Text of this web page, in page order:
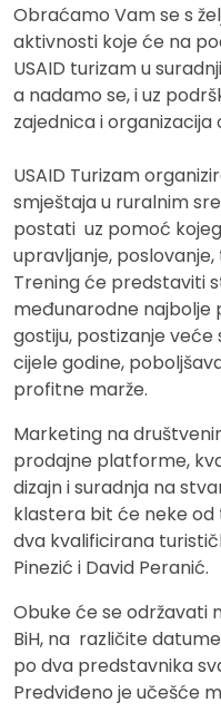
Obraćamo Vam se s
aktivnosti koje će na
USAID turizam u
a nadamo se, i uz
zajednica i organizacija
USAID Turizam
smještaja u ruralnim
postati uz pomoć
upravljanje,
Trening će predstaviti
međunarodne najbolje
gostiju, postizanje
cijele godine,
profitne marže.
Marketing na
prodajne platforme,
dizajn i suradnja na
klastera bit će neke
dva kvalificirana
Pinezić i David Peranić.
Obuke će se održavati
BiH, na različite
po dva predstavnika
Predviđeno je učešće